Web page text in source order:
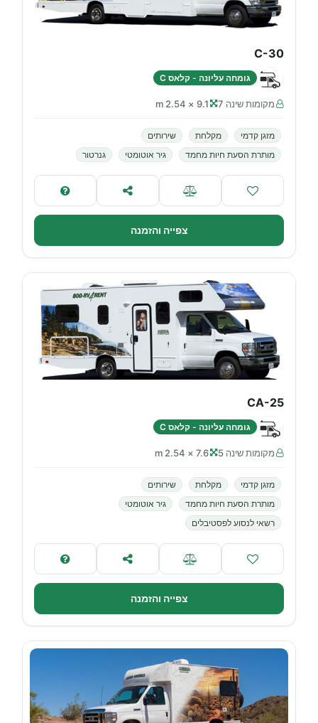
C-30
גומחה עליונה - קלאס C
מקומות שינה 7 9.1 × 2.54 m
מזגן קדמי מקלחת
שירותים
מותרת הסעת חיות מחמד
גיר אוטומטי גנרטור
צפייה והזמנה
CA-25
גומחה עליונה - קלאס C
מקומות שינה 5 7.6 × 2.54 m
מזגן קדמי מקלחת
שירותים
מותרת הסעת חיות מחמד
גיר אוטומטי
רשאי לנסוע לפסטיבלים
צפייה והזמנה